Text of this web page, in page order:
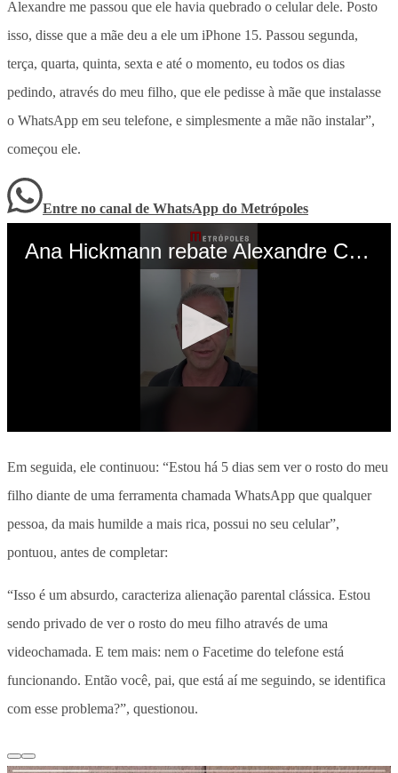
Alexandre me passou que ele havia quebrado o celular dele. Posto
isso, disse que a mãe deu a ele um iPhone 15. Passou segunda,
terça, quarta, quinta, sexta e até o momento, eu todos os dias
pedindo, através do meu filho, que ele pedisse à mãe que instalasse
o WhatsApp em seu telefone, e simplesmente a mãe não instalar”,
começou ele.
Entre no canal de WhatsApp do Metrópoles
Em seguida, ele continuou: “Estou há 5 dias sem ver o rosto do meu
filho diante de uma ferramenta chamada WhatsApp que qualquer
pessoa, da mais humilde a mais rica, possui no seu celular”,
pontuou, antes de completar:
“Isso é um absurdo, caracteriza alienação parental clássica. Estou
sendo privado de ver o rosto do meu filho através de uma
videochamada. E tem mais: nem o Facetime do telefone está
funcionando. Então você, pai, que está aí me seguindo, se identifica
com esse problema?”, questionou.